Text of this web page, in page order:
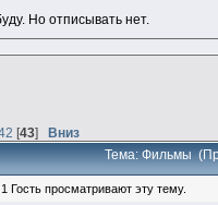
Но отписывать нет.
[43]Вниз
Тема: Фильмы
Гость просматривают эту тему.